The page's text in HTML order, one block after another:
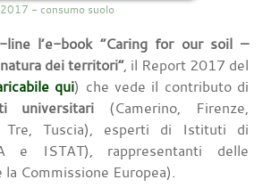
- consumo suolo
line l’e-book “Caring for our soil –
dei territori”, il Report 2017 del
qui) che vede il contributo di
universitari (Camerino, Firenze,
Tre, Tuscia), esperti di Istituti di
e ISTAT), rappresentanti delle
Commissione Europea).